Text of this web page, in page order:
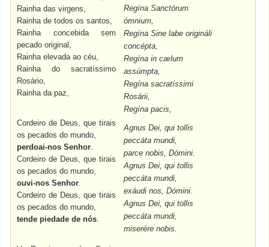
Rainha das virgens,
Rainha de todos os santos,
Rainha concebida sem
pecado original,
Rainha elevada ao céu,
Rainha do sacratíssimo
Rosário,
Rainha da paz,
Cordeiro de Deus, que tirais
os pecados do mundo,
perdoai-nos Senhor.
Cordeiro de Deus, que tirais
os pecados do mundo,
ouvi-nos Senhor.
Cordeiro de Deus, que tirais
os pecados do mundo,
tende piedade de nós.
Regína Sanctórum
ómnium,
Regína Sine labe origináli
concépta,
Regína in cælum
assúmpta,
Regína sacratíssimi
Rosárii,
Regína pacis,
Agnus Dei, qui tollis
peccáta mundi,
parce nobis, Dómini.
Agnus Dei, qui tollis
peccáta mundi,
exáudi nos, Dómini.
Agnus Dei, qui tollis
peccáta mundi,
miserére nobis.